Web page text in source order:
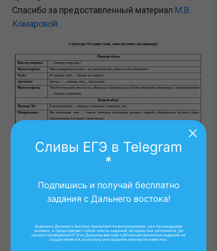
Спасибо за предоставленный материал М.В.
Комаровой.
Варианты построения итогового сочинения и
примеры к нимможно скачать по ссылке
Комаровой.
Сливы ЕГЭ в Telegram
*
Подпишись и получай бесплатно
задания с Дальнего востока!
Задания с Дальнего востока присылаются выпускниками, уже прошедшими
экзамен, и представляют собой тексты заданий, которые они запомнили. До
начала проведения ЕГЭ на Дальнем востоке публикация реальных заданий не
осуществляется, поскольку они заранее никому не известны.